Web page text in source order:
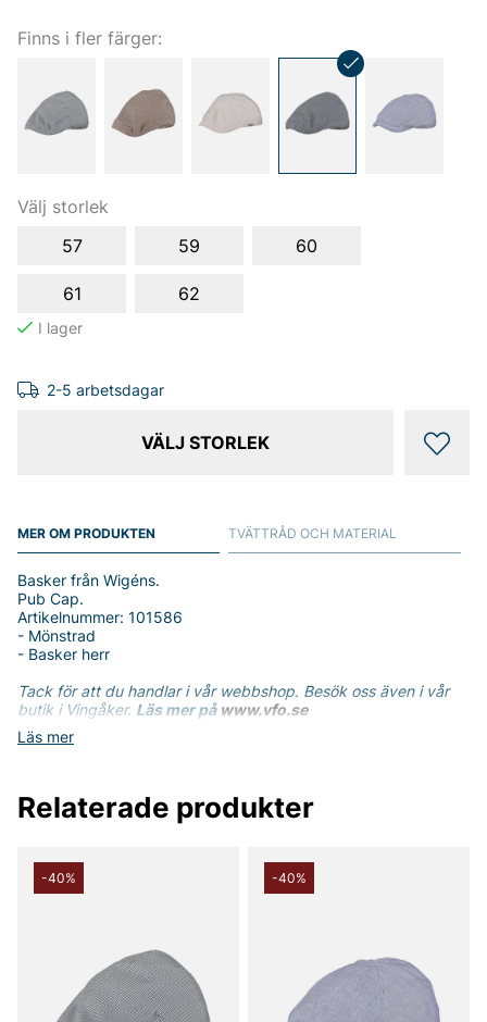
Finns i fler färger:
Välj storlek
57
59 60
61 62
2-5 arbetsdagar
VÄLJ STORLEK
MER OM PRODUKTEN
Läs mer
Basker från Wigéns.
Pub Cap.
Artikelnummer: 101586
- Mönstrad
- Basker herr
Tack för att du handlar i vår webbshop. Besök oss även i vår
butik i Vingåker. Läs mer på www.vfo.se
TVÄTTRÅD OCH MATERIAL
Relaterade produkter
-40% -40%